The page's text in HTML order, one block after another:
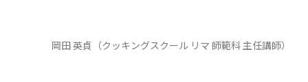
岡田 英貞（クッキングスクール リマ 師範科 主任講師）